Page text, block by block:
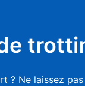
Ne laissez